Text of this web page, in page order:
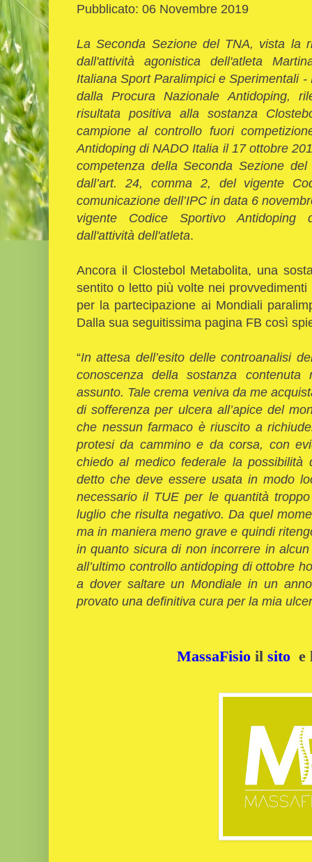
Pubblicato: 06 Novembre 2019
La Seconda Sezione del TNA, vista la
dall'attività agonistica dell'atleta
Italiana Sport Paralimpici e Sperimentali
dalla Procura Nazionale Antidoping,
risultata positiva alla sostanza
campione al controllo fuori
Antidoping di NADO Italia il 17 ottobre
competenza della Seconda Sezione
dall’art. 24, comma 2, del vigente
comunicazione dell’IPC in data 6
vigente Codice Sportivo Antidoping
dall'attività dell'atleta.
Ancora il Clostebol Metabolita, una
sentito o letto più volte nei
per la partecipazione ai Mondiali
Dalla sua seguitissima pagina FB così
“In attesa dell’esito delle controanalisi
conoscenza della sostanza
assunto. Tale crema veniva da me
di sofferenza per ulcera all’apice del
che nessun farmaco è riuscito a
protesi da cammino e da corsa, con
chiedo al medico federale la
detto che deve essere usata in modo
necessario il TUE per le quantità
luglio che risulta negativo. Da quel
ma in maniera meno grave e quindi
in quanto sicura di non incorrere in
all’ultimo controllo antidoping di ottobre
a dover saltare un Mondiale in un
provato una definitiva cura per la mia
MassaFisio il sito e